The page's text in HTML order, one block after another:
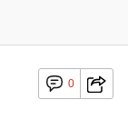
0